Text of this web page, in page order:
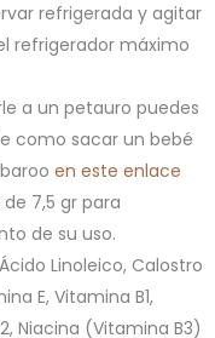
refrigerada y agitar
refrigerador máximo
a un petauro puedes
como sacar un bebé
en este enlace
7,5 gr para
de su uso.
Linoleico, Calostro
E, Vitamina B1,
Niacina (Vitamina B3)